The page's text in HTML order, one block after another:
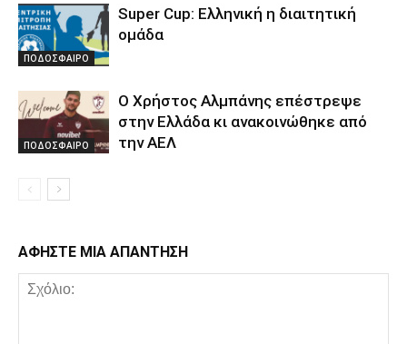
ΠΟΔΟΣΦΑΙΡΟ
Super Cup: Ελληνική η διαιτητική
ομάδα
ΠΟΔΟΣΦΑΙΡΟ
Ο Χρήστος Αλμπάνης επέστρεψε
στην Ελλάδα κι ανακοινώθηκε από
την ΑΕΛ
ΑΦΗΣΤΕ ΜΙΑ ΑΠΑΝΤΗΣΗ